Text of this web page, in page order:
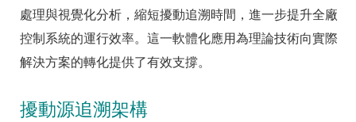
處理與視覺化分析，縮短擾動追溯時間，進一步提升全廠
控制系統的運行效率。這一軟體化應用為理論技術向實際
解決方案的轉化提供了有效支撐。
擾動源追溯架構